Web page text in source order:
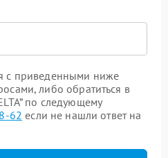
с приведенными ниже
либо обратиться в
по следующему
62 если не нашли ответ на